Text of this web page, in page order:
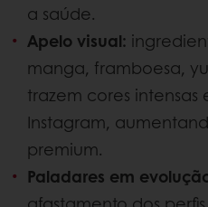
a saúde.
Apelo visual:
manga, framboesa,
trazem cores intensas
Instagram,
premium.
Paladares em